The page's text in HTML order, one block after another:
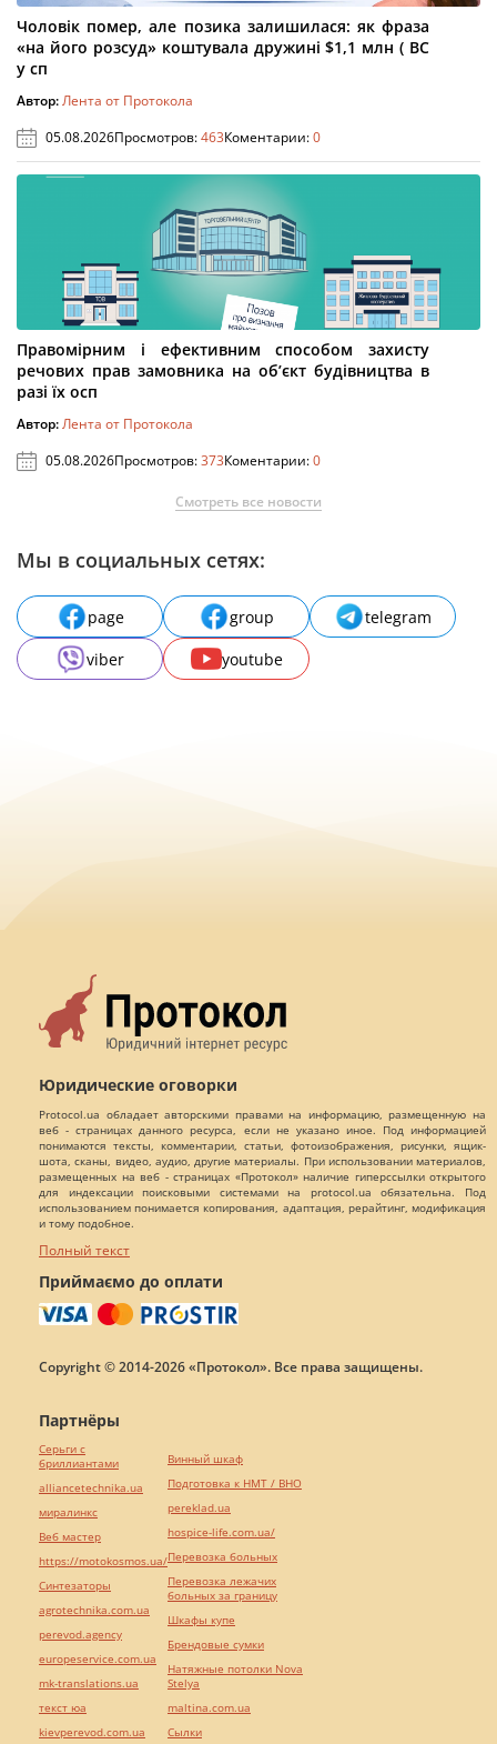
Чоловік помер, але позика залишилася: як фраза
«на його розсуд» коштувала дружині $1,1 млн ( ВС
у сп
Автор:Лента от Протокола
05.08.2026Просмотров:463Коментарии:0
Правомірним і ефективним способом захисту
речових прав замовника на об’єкт будівництва в
разі їх осп
Автор:Лента от Протокола
05.08.2026Просмотров:373Коментарии:0
Смотреть все новости
Мы в социальных сетях:
page group
telegram
viber
youtube
Юридические оговорки
Protocol.ua обладает авторскими правами на информацию, размещенную на
веб - страницах данного ресурса, если не указано иное. Под информацией
понимаются тексты, комментарии, статьи, фотоизображения, рисунки, ящик-
шота, сканы, видео, аудио, другие материалы. При использовании материалов,
размещенных на веб - страницах «Протокол» наличие гиперссылки открытого
для индексации поисковыми системами на protocol.ua обязательна. Под
использованием понимается копирования, адаптация, рерайтинг, модификация
и тому подобное.
Полный текст
Приймаємо до оплати
Copyright © 2014-2026 «Протокол». Все права защищены.
Партнёры
Серьги с
бриллиантами
alliancetechnika.ua
миралинкс
Веб мастер
https://motokosmos.ua/
Синтезаторы
agrotechnika.com.ua
perevod.agency
europeservice.com.ua
mk-translations.ua
текст юа
kievperevod.com.ua
Винный шкаф
Подготовка к НМТ / ВНО
pereklad.ua
hospice-life.com.ua/
Перевозка больных
Перевозка лежачих
больных за границу
Шкафы купе
Брендовые сумки
Натяжные потолки Nova
Stelya
maltina.com.ua
Cылки